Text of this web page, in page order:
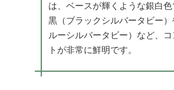
は、ベースが輝くような銀白
黒（ブラックシルバータビー
ルーシルバータビー）など、コ
トが非常に鮮明です。